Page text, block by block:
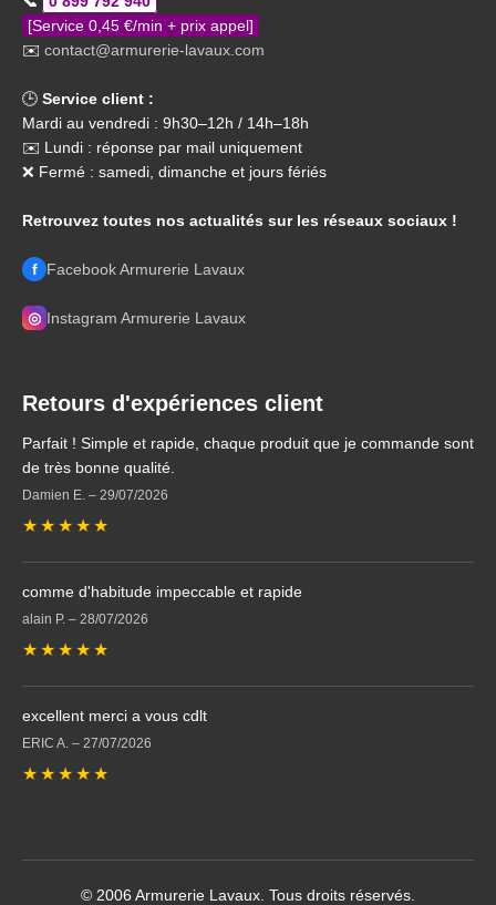
[Service 0,45 €/min + prix appel]
✉️ contact@armurerie-lavaux.com
🕒 Service client :
Mardi au vendredi : 9h30–12h / 14h–18h
✉️ Lundi : réponse par mail uniquement
❌ Fermé : samedi, dimanche et jours fériés
Retrouvez toutes nos actualités sur les réseaux sociaux !
f Facebook Armurerie Lavaux
◎ Instagram Armurerie Lavaux
Retours d'expériences client
Parfait ! Simple et rapide, chaque produit que je commande sont
de très bonne qualité.
Damien E. – 29/07/2026
★ ★ ★ ★ ★
comme d'habitude impeccable et rapide
alain P. – 28/07/2026
★ ★ ★ ★ ★
excellent merci a vous cdlt
ERIC A. – 27/07/2026
★ ★ ★ ★ ★
© 2006 Armurerie Lavaux. Tous droits réservés.